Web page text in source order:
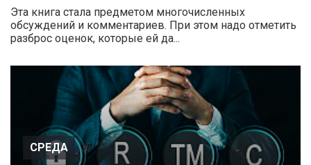
Эта книга стала предметом многочисленных
обсуждений и комментариев. При этом надо отметить
разброс оценок, которые ей да...
СРЕДА